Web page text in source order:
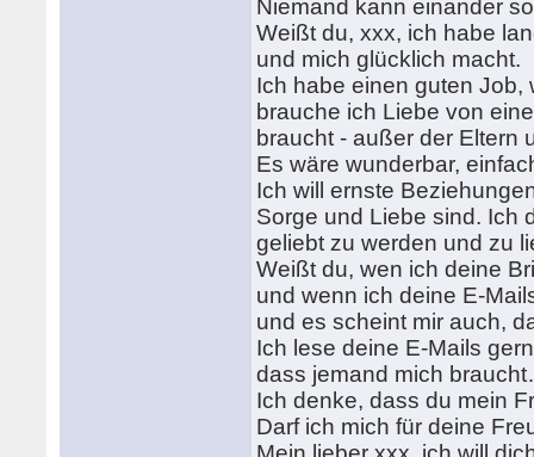
Niemand kann einander
Weißt du, xxx, ich habe
und mich glücklich macht.
Ich habe einen guten Job,
brauche ich Liebe von
braucht - außer der
Es wäre wunderbar,
Ich will ernste
Sorge und Liebe sind. Ich
geliebt zu werden und zu
Weißt du, wen ich deine
und wenn ich deine E-
und es scheint mir auch,
Ich lese deine E-Mails
dass jemand mich
Ich denke, dass du mein
Darf ich mich für deine